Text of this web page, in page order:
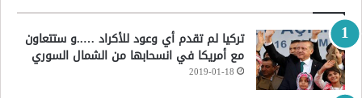
تركيا لم تقدم أي وعود للأكراد …..و ستتعاون
مع أمريكا في انسحابها من الشمال السوري
2019-01-18